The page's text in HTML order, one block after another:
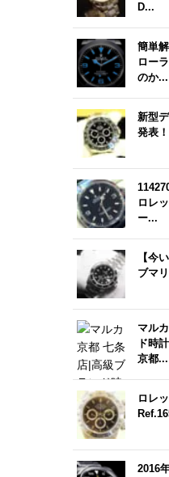
D...
簡単
ロー
のか...
新型
発表
ロレ
ー...
【今
ブマ
マル
ド時
京都...
ロレ
2016